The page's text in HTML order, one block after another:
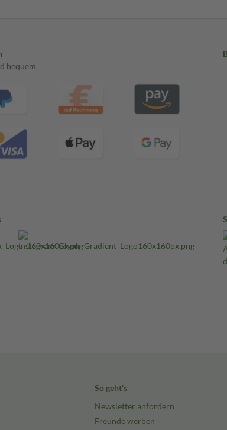
bequem
So geht's
Newsletter anfordern
Freunde werben